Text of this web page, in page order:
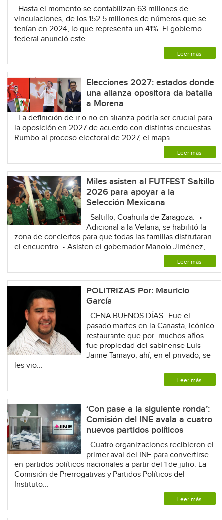
Hasta el momento se contabilizan 63 millones de
vinculaciones, de los 152.5 millones de números que se
tenían en 2024, lo que representa un 41%. El gobierno
federal anunció este...
Leer más
Elecciones 2027: estados donde
una alianza opositora da batalla
a Morena
La definición de ir o no en alianza podría ser crucial para
la oposición en 2027 de acuerdo con distintas encuestas.
Rumbo al proceso electoral de 2027, el mapa...
Leer más
Miles asisten al FUTFEST Saltillo
2026 para apoyar a la
Selección Mexicana
Saltillo, Coahuila de Zaragoza.- •
Adicional a la Velaria, se habilitó la
zona de conciertos para que todas las familias disfrutaran
el encuentro. • Asisten el gobernador Manolo Jiménez,...
Leer más
POLITRIZAS Por: Mauricio
García
CENA BUENOS DÍAS…Fue el
pasado martes en la Canasta, icónico
restaurante que por muchos años
fue propiedad del sabinense Luis
Jaime Tamayo, ahí, en el privado, se
les vio...
Leer más
‘Con pase a la siguiente ronda’:
Comisión del INE avala a cuatro
nuevos partidos políticos
Cuatro organizaciones recibieron el
primer aval del INE para convertirse
en partidos políticos nacionales a partir del 1 de julio. La
Comisión de Prerrogativas y Partidos Políticos del
Instituto...
Leer más